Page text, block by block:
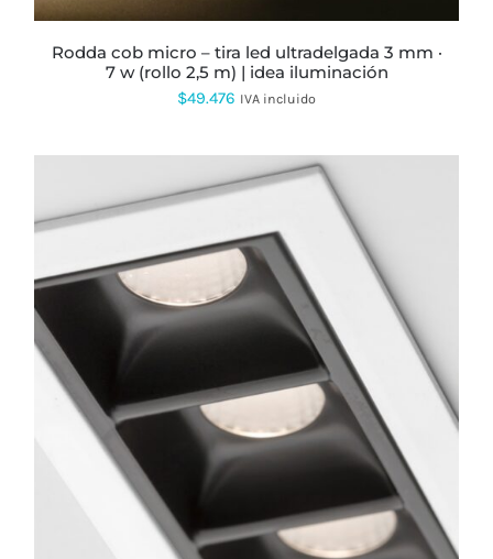
PÁGINA
DE
PRODUCTO
rodda cob micro – tira led ultradelgada 3 mm ·
7 w (rollo 2,5 m) | idea iluminación
$49.476 IVA incluido
PRODUCTO
MÚLTIPLES
VARIANTES.
LAS
PUEDEN
ELEGIR